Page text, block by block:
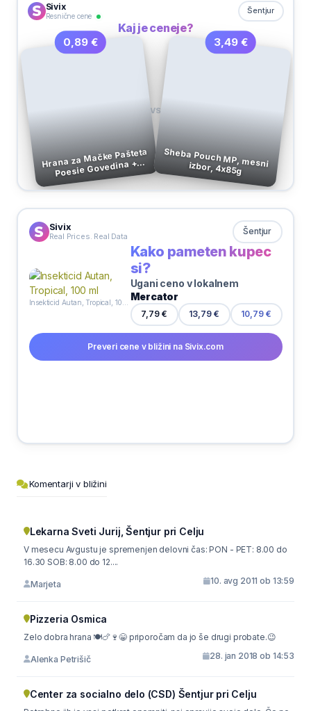
Sivix
Resnične cene
Šentjur
Kaj je ceneje?
0,89 €
Hrana za Mačke Pašteta
Poesie Govedina +
Korenje v Omaki 85 g
VS
3,49 €
Sheba Pouch MP, mesni izbor, 4x85g
Sivix
Real Prices. Real Data Šentjur
Kako pameten kupec
si?
Ugani ceno v lokalnem
Mercator
7,79 € 13,79 € 10,79 €
Preveri cene v bližini na Sivix.com
Komentarji v bližini
Lekarna Sveti Jurij, Šentjur pri Celju
V mesecu Avgustu je spremenjen delovni čas: PON - PET: 8.00 do
16.30 SOB: 8.00 do 12....
Marjeta 10. avg 2011 ob 13:59
Pizzeria Osmica
Zelo dobra hrana 🍽🍗🍷😁 priporočam da jo še drugi probate.😉
Alenka Petrišič 28. jan 2018 ob 14:53
Center za socialno delo (CSD) Šentjur pri Celju